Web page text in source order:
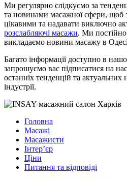
Ми регулярно слідкуємо за
та новинами масажної сфери, щоб
цікавими та надавати виключно
розслабляючі масажи. Ми постійно
викладаємо новини масажу в
Багато інформації доступно в
запрошуємо вас підписатися на
останніх тенденцій та
індустрії.
Головна
Масажі
Масажисти
Інтер’єр
Ціни
Питання та відповіді